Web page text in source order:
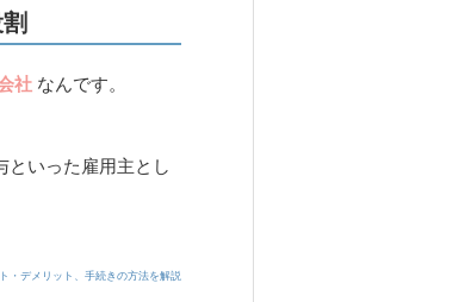
社 なんです。
といった雇用主とし
・デメリット、手続きの方法を解説